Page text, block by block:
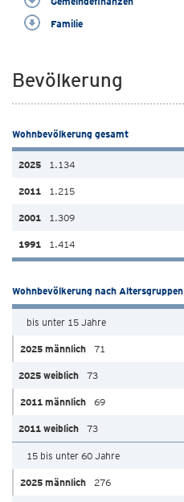
Familie
Bevölkerung
Wohnbevölkerung gesamt
1.134
1.215
1.309
1.414
Wohnbevölkerung nach Altersgruppen
bis unter 15 Jahre
71
73
69
73
15 bis unter 60 Jahre
276